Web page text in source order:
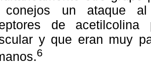
un ataque al
de
y que eran muy
6